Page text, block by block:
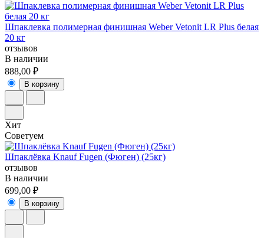
Шпаклевка полимерная финишная Weber Vetonit LR Plus белая
20 кг
отзывов
В наличии
888,00 ₽
В корзину
Хит
Советуем
Шпаклёвка Knauf Fugen (Фюген) (25кг)
отзывов
В наличии
699,00 ₽
В корзину